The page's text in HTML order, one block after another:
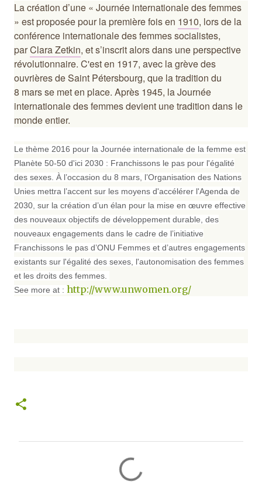
La création d’une
Journée internationale des femmes
est proposée pour la première fois en 1910, lors de la
conférence internationale des femmes socialistes,
parClara Zetkin, et s’inscrit alors dans une perspective
révolutionnaire. C'est en 1917, avec la grève des
ouvrières de Saint Pétersbourg, que la tradition du
8 mars se met en place. Après 1945, la Journée
internationale des femmes devient une tradition dans le
monde entier.
Le thème 2016 pour la Journée internationale de la femme est
Planète 50-50 d'ici 2030 : Franchissons le pas pour l'égalité
des sexes. À l’occasion du 8 mars, l’Organisation des Nations
Unies mettra l’accent sur les moyens d'accélérer l'Agenda de
2030, sur la création d’un élan pour la mise en œuvre effective
des nouveaux objectifs de développement durable, des
nouveaux engagements dans le cadre de l’initiative
Franchissons le pas d’ONU Femmes et d’autres engagements
existants sur l'égalité des sexes, l'autonomisation des femmes
et les droits des femmes.
See more at : http://www.unwomen.org/